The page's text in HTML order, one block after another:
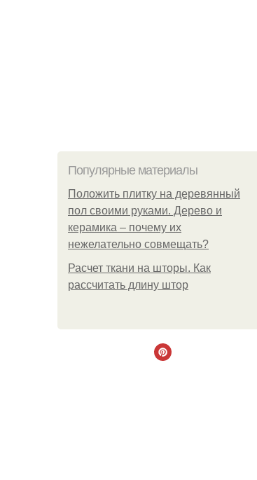
Популярные материалы
Положить плитку на деревянный
пол своими руками. Дерево и
керамика – почему их
нежелательно совмещать?
Расчет ткани на шторы. Как
рассчитать длину штор